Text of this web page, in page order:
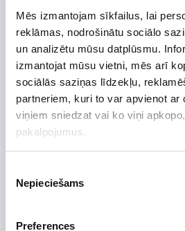
Mēs izmantojam sīkfailus, lai
reklāmas, nodrošinātu sociālo
un analizētu mūsu datplūsmu.
izmantojat mūsu vietni, mēs arī
sociālās saziņas līdzekļu,
partneriem, kuri to var apvienot ar
viņiem sniedzat vai ko viņi
pakalpojumus.
izvēle
Nepieciešams
Preferences
Gaiss/ūdens siltumsūkni Atlantic